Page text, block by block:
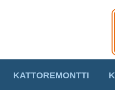
KATTOREMONTTI